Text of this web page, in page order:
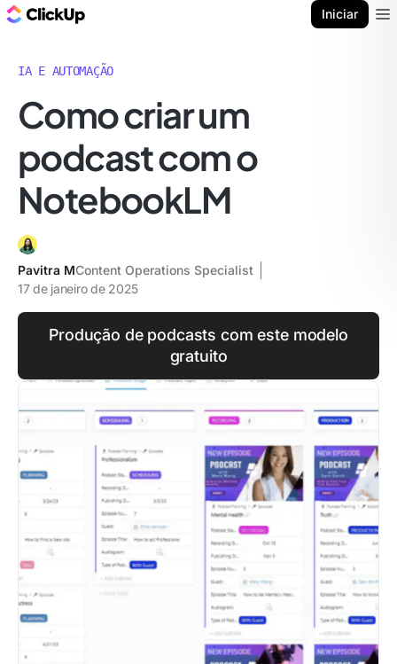
Iniciar
IA E AUTOMAÇÃO
Como criar um
podcast com o
NotebookLM
Pavitra MContent Operations Specialist
17 de janeiro de 2025
Produção de podcasts com este modelo
gratuito